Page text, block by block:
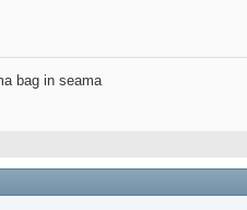
bag in seama